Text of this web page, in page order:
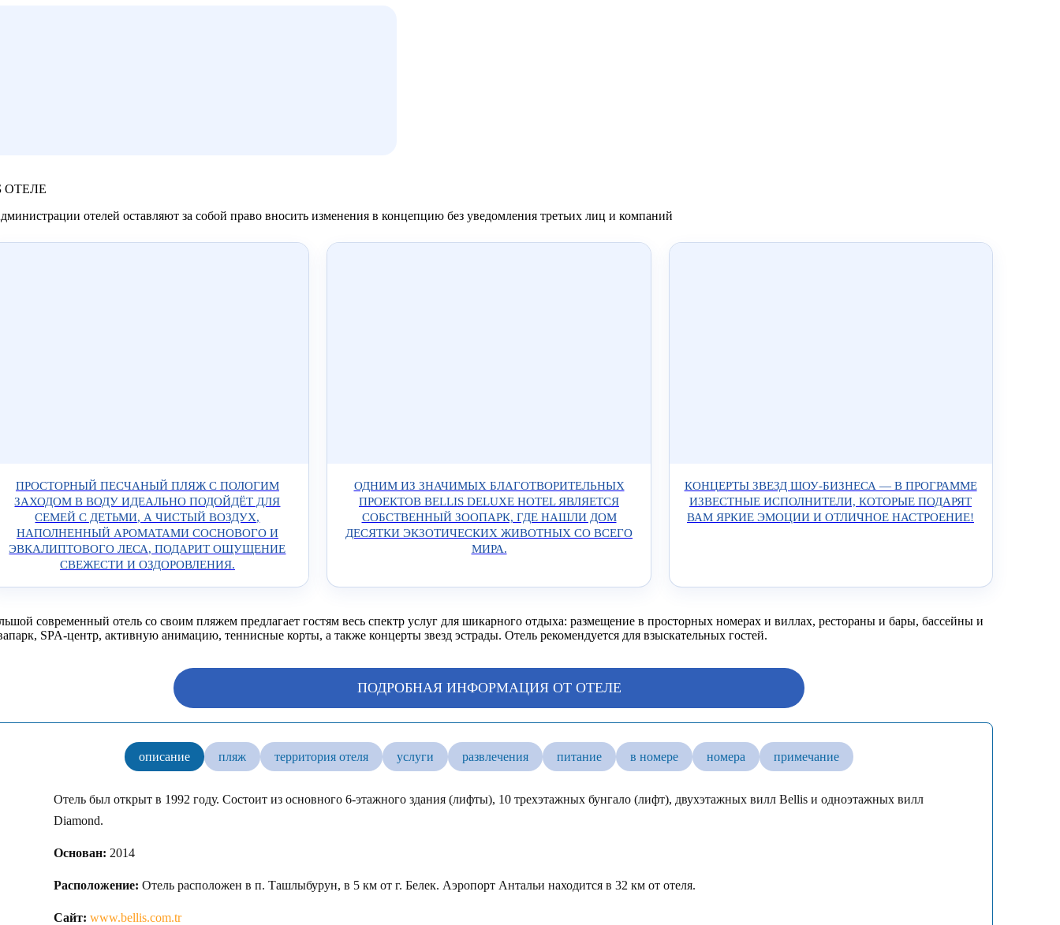
ОТЕЛЕ
отелей оставляют за собой право вносить изменения в концепцию без уведомления третьих лиц и компаний
ПРОСТОРНЫЙ ПЕСЧАНЫЙ ПЛЯЖ С ПОЛОГИМ
ЗАХОДОМ В ВОДУ ИДЕАЛЬНО ПОДОЙДЁТ ДЛЯ
СЕМЕЙ С ДЕТЬМИ, А ЧИСТЫЙ ВОЗДУХ,
НАПОЛНЕННЫЙ АРОМАТАМИ СОСНОВОГО И
ЭВКАЛИПТОВОГО ЛЕСА, ПОДАРИТ ОЩУЩЕНИЕ
СВЕЖЕСТИ И ОЗДОРОВЛЕНИЯ.
ОДНИМ ИЗ ЗНАЧИМЫХ БЛАГОТВОРИТЕЛЬНЫХ
ПРОЕКТОВ BELLIS DELUXE HOTEL ЯВЛЯЕТСЯ
СОБСТВЕННЫЙ ЗООПАРК, ГДЕ НАШЛИ ДОМ
ДЕСЯТКИ ЭКЗОТИЧЕСКИХ ЖИВОТНЫХ СО ВСЕГО
МИРА.
КОНЦЕРТЫ ЗВЕЗД ШОУ-БИЗНЕСА — В ПРОГРАММЕ
ИЗВЕСТНЫЕ ИСПОЛНИТЕЛИ, КОТОРЫЕ ПОДАРЯТ
ВАМ ЯРКИЕ ЭМОЦИИ И ОТЛИЧНОЕ НАСТРОЕНИЕ!
современный отель со своим пляжем предлагает гостям весь спектр услуг для шикарного отдыха: размещение в просторных номерах и виллах, рестораны и бары, бассейны и
SPA-центр, активную анимацию, теннисные корты, а также концерты звезд эстрады. Отель рекомендуется для взыскательных гостей.
ПОДРОБНАЯ ИНФОРМАЦИЯ ОТ ОТЕЛЕ
описание пляж территория отеля услуги развлечения питание в номере номера примечание
Отель был открыт в 1992 году. Состоит из основного 6-этажного здания (лифты), 10 трехэтажных бунгало (лифт), двухэтажных вилл Bellis и одноэтажных вилл
Diamond.
Основан: 2014
Расположение: Отель расположен в п. Ташлыбурун, в 5 км от г. Белек. Аэропорт Антальи находится в 32 км от отеля.
Сайт: www.bellis.com.tr